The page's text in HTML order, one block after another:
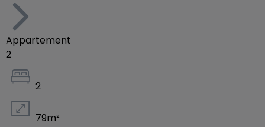
Appartement
2
2
79m²